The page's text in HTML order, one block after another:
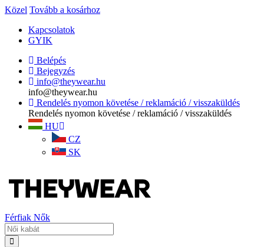
Közel Tovább a kosárhoz
Kapcsolatok
GYIK
Belépés
Bejegyzés
info@theywear.hu
info@theywear.hu
Rendelés nyomon követése / reklamáció / visszaküldés
Rendelés nyomon követése / reklamáció / visszaküldés
HU
CZ
SK
Férfiak Nők